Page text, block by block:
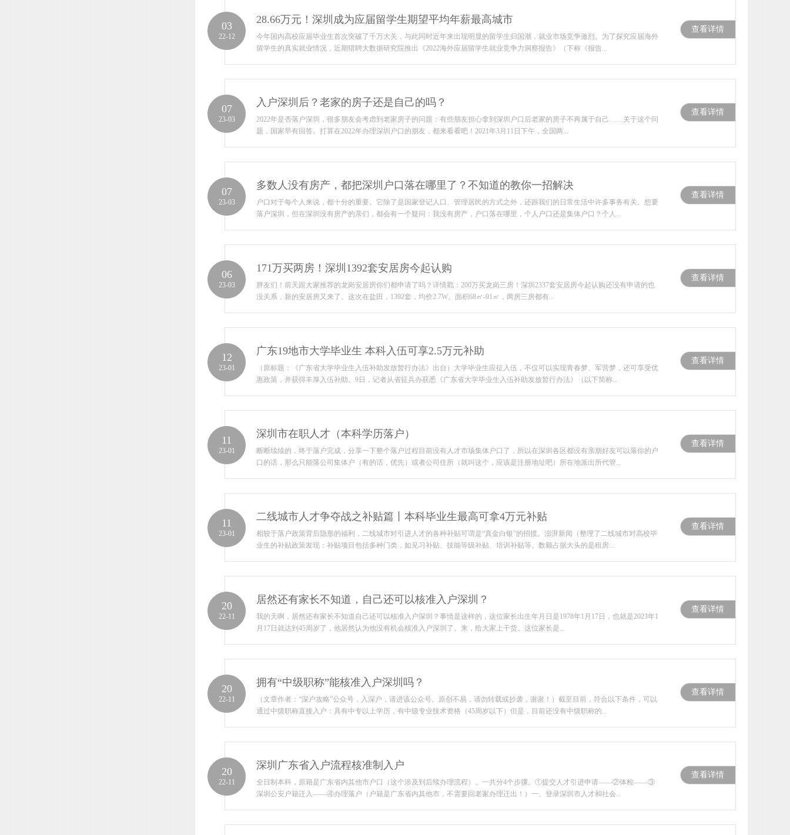
28.66万元！深圳成为应届留学生期望平均年薪最高城市
今年国内高校应届毕业生首次突破了千万大关，与此同时近年来出现明显的留学生归国潮，就业市场竞争激烈。为了探究应届海外
留学生的真实就业情况，近期猎聘大数据研究院推出《2022海外应届留学生就业竞争力洞察报告》（下称《报告...
03
22-12
查看详情
入户深圳后？老家的房子还是自己的吗？
2022年是否落户深圳，很多朋友会考虑到老家房子的问题：有些朋友担心拿到深圳户口后老家的房子不再属于自己……关于这个问
题，国家早有回答。打算在2022年办理深圳户口的朋友，都来看看吧！2021年3月11日下午，全国两...
07
23-03
查看详情
多数人没有房产，都把深圳户口落在哪里了？不知道的教你一招解决
户口对于每个人来说，都十分的重要。它除了是国家登记人口、管理居民的方式之外，还跟我们的日常生活中许多事务有关。想要
落户深圳，但在深圳没有房产的亲们，都会有一个疑问：我没有房产，户口落在哪里，个人户口还是集体户口？个人...
07
23-03
查看详情
171万买两房！深圳1392套安居房今起认购
胖友们！前天跟大家推荐的龙岗安居房你们都申请了吗？详情戳：200万买龙岗三房！深圳2337套安居房今起认购还没有申请的也
没关系，新的安居房又来了。这次在盐田，1392套，均价2.7W。面积68㎡-91㎡，两房三房都有...
06
23-03
查看详情
广东19地市大学毕业生 本科入伍可享2.5万元补助
（原标题：《广东省大学毕业生入伍补助发放暂行办法》出台）大学毕业生应征入伍，不仅可以实现青春梦、军营梦，还可享受优
惠政策，并获得丰厚入伍补助。9日，记者从省征兵办获悉《广东省大学毕业生入伍补助发放暂行办法》（以下简称...
12
23-01
查看详情
深圳市在职人才（本科学历落户）
断断续续的，终于落户完成，分享一下整个落户过程目前没有人才市场集体户口了，所以在深圳各区都没有亲朋好友可以落你的户
口的话，那么只能落公司集体户（有的话，优先）或者公司住所（就叫这个，应该是注册地址吧）所在地派出所代管...
11
23-01
查看详情
二线城市人才争夺战之补贴篇丨本科毕业生最高可拿4万元补贴
相较于落户政策背后隐形的福利，二线城市对引进人才的各种补贴可谓是“真金白银”的招揽。澎湃新闻（整理了二线城市对高校毕
业生的补贴政策发现：补贴项目包括多种门类，如见习补贴、技能等级补贴、培训补贴等。数额占据大头的是租房...
11
23-01
查看详情
居然还有家长不知道，自己还可以核准入户深圳？
我的天啊，居然还有家长不知道自己还可以核准入户深圳？事情是这样的，这位家长出生年月日是1978年1月17日，也就是2023年1
月17日就达到45周岁了，他居然认为他没有机会核准入户深圳了。来，给大家上干货。这位家长是...
20
22-11
查看详情
拥有“中级职称”能核准入户深圳吗？
（文章作者：“深户攻略”公众号，入深户，请进该公众号。原创不易，请勿转载或抄袭，谢谢！）截至目前，符合以下条件，可以
通过中级职称直接入户：具有中专以上学历，有中级专业技术资格（45周岁以下）但是，目前还没有中级职称的...
20
22-11
查看详情
深圳广东省入户流程核准制入户
全日制本科，原籍是广东省内其他市户口（这个涉及到后续办理流程）。一共分4个步骤。①提交人才引进申请——②体检——③
深圳公安户籍迁入——④办理落户（户籍是广东省内其他市，不需要回老家办理迁出！）一、登录深圳市人才和社会...
20
22-11
查看详情